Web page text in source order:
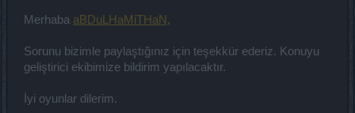
daha önce yine aynı yerde olmuştu. kral mahzeni girişteki moba
göz atınca bazen bana saldırıyor. düzeltilmeyecek bir hata ama
Merhaba aBDuLHaMiTHaN ,
Sorunu bizimle paylaştığınız için teşekkür ederiz. Konuyu
geliştirici ekibimize bildirim yapılacaktır.
İyi oyunlar dilerim.